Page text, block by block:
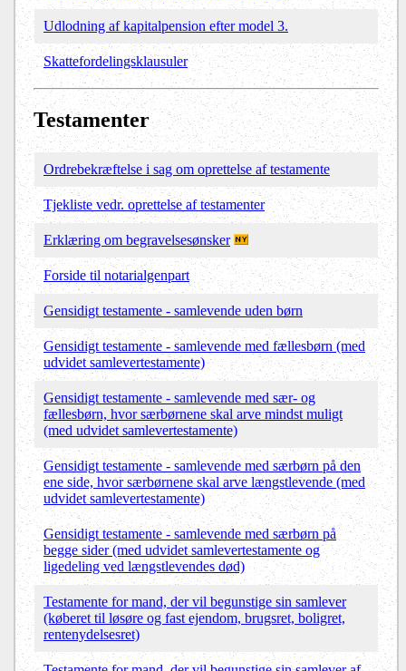
Udlodning af kapitalpension efter model 3.
Skattefordelingsklausuler
Testamenter
Ordrebekræftelse i sag om oprettelse af testamente
Tjekliste vedr. oprettelse af testamenter
Erklæring om begravelsesønsker
Forside til notarialgenpart
Gensidigt testamente - samlevende uden børn
Gensidigt testamente - samlevende med fællesbørn (med
udvidet samlevertestamente)
Gensidigt testamente - samlevende med sær- og
fællesbørn, hvor særbørnene skal arve mindst muligt
(med udvidet samlevertestamente)
Gensidigt testamente - samlevende med særbørn på den
ene side, hvor særbørnene skal arve længstlevende (med
udvidet samlevertestamente)
Gensidigt testamente - samlevende med særbørn på
begge sider (med udvidet samlevertestamente og
ligedeling ved længstlevendes død)
Testamente for mand, der vil begunstige sin samlever
(køberet til løsøre og fast ejendom, brugsret, boligret,
rentenydelsesret)